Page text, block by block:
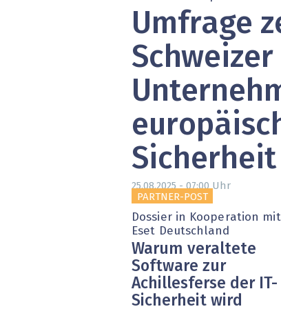
» alle News
Umfrage
Schweizer
Sicherheit
25.08.2025 - 07:00Uhr
PARTNER-POST
Dossier in Kooperation mit
Eset Deutschland
Warum veraltete
Software zur
Achillesferse der IT-
Sicherheit wird